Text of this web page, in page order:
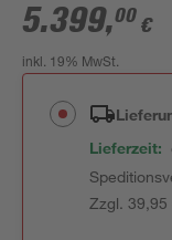
5.399,00 €
inkl. 19% MwSt.
Lieferzeit:
Zzgl. 39,95